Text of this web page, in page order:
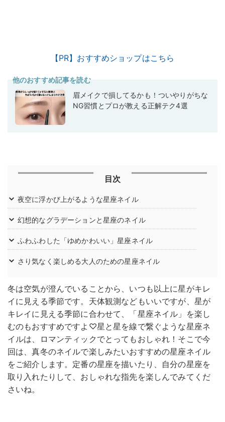
【PR】おすすめショップはこちら
他のおすすめ記事を読む
眉メイクで損してるかも！ついやりがちな
NG習慣とプロが教える正解テク4選
目次
夜空に浮かび上がるような星座ネイル
幻想的なグラデーションと星座のネイル
ふわふわした「ゆめかわいい」星座ネイル
さり気なく楽しめる大人のための星座ネイル
冬は空気が澄んでいることから、いつも以上に星がキレ
イに見える季節です。天体観測などもいいですが、星が
キレイに見える季節に合わせて、「星座ネイル」を楽し
むのもおすすめですよ♡星と星を線で繋ぐような星座ネ
イルは、ロマンティックでとってもおしゃれ！そこで今
回は、真冬のネイルで楽しみたいおすすめの星座ネイル
をご紹介します。定番の星座を描いたり、自分の星座を
取り入れたりして、おしゃれな指先を楽しんでみてくだ
さいね。